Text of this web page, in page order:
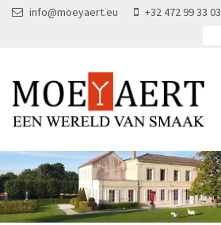
Overslaan en naar de inhoud gaan
info@moeyaert.eu +32 472 99 33 03